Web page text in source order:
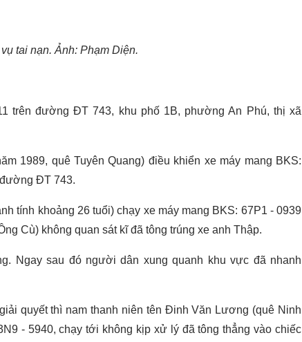
tai nạn. Ảnh: Phạm Diện.
trên đường ĐT 743, khu phố 1B, phường An Phú, thị xã
1989, quê Tuyên Quang) điều khiển xe máy mang BKS:
ĐT 743.
tính khoảng 26 tuổi) chạy xe máy mang BKS: 67P1 - 0939
Cù) không quan sát kĩ đã tông trúng xe anh Thập.
Ngay sau đó người dân xung quanh khu vực đã nhanh
quyết thì nam thanh niên tên Đinh Văn Lương (quê Ninh
- 5940, chạy tới không kịp xử lý đã tông thẳng vào chiếc